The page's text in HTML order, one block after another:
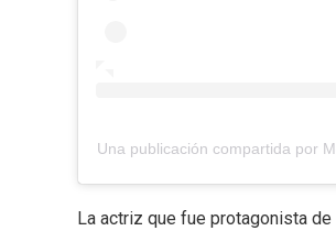
Una publicación compartida por
La actriz que fue protagonista